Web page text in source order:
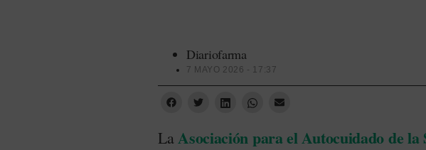
Diariofarma
7 MAYO 2026 - 17:37
LaAsociación para el Autocuidado de la